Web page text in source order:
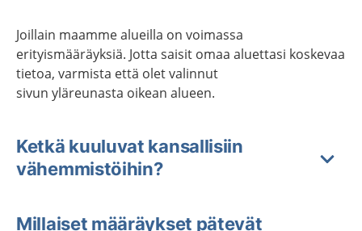
Joillain maamme alueilla on voimassa
erityismääräyksiä. Jotta saisit omaa aluettasi koskevaa
tietoa, varmista että olet valinnut
sivun yläreunasta oikean alueen.
Ketkä kuuluvat kansallisiin
vähemmistöihin?
Millaiset määräykset pätevät